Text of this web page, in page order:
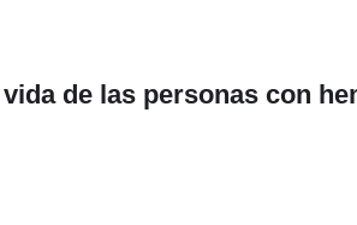
de las personas con